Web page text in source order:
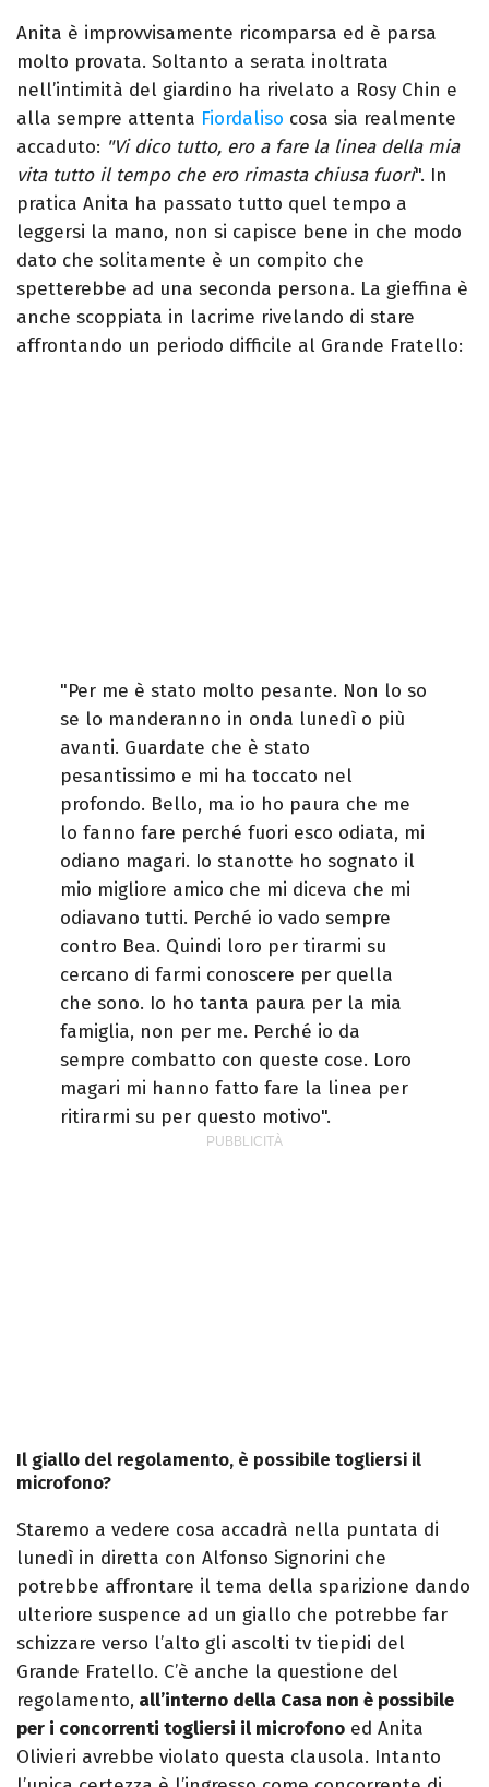
Anita è improvvisamente ricomparsa ed è parsa
molto provata. Soltanto a serata inoltrata
nell’intimità del giardino ha rivelato a Rosy Chin e
alla sempre attenta Fiordaliso cosa sia realmente
accaduto: "Vi dico tutto, ero a fare la linea della mia
vita tutto il tempo che ero rimasta chiusa fuori". In
pratica Anita ha passato tutto quel tempo a
leggersi la mano, non si capisce bene in che modo
dato che solitamente è un compito che
spetterebbe ad una seconda persona. La gieffina è
anche scoppiata in lacrime rivelando di stare
affrontando un periodo difficile al Grande Fratello:
"Per me è stato molto pesante. Non lo so
se lo manderanno in onda lunedì o più
avanti. Guardate che è stato
pesantissimo e mi ha toccato nel
profondo. Bello, ma io ho paura che me
lo fanno fare perché fuori esco odiata, mi
odiano magari. Io stanotte ho sognato il
mio migliore amico che mi diceva che mi
odiavano tutti. Perché io vado sempre
contro Bea. Quindi loro per tirarmi su
cercano di farmi conoscere per quella
che sono. Io ho tanta paura per la mia
famiglia, non per me. Perché io da
sempre combatto con queste cose. Loro
magari mi hanno fatto fare la linea per
ritirarmi su per questo motivo".
Il giallo del regolamento, è possibile togliersi il
microfono?
Staremo a vedere cosa accadrà nella puntata di
lunedì in diretta con Alfonso Signorini che
potrebbe affrontare il tema della sparizione dando
ulteriore suspence ad un giallo che potrebbe far
schizzare verso l’alto gli ascolti tv tiepidi del
Grande Fratello. C’è anche la questione del
regolamento, all’interno della Casa non è possibile
per i concorrenti togliersi il microfono ed Anita
Olivieri avrebbe violato questa clausola. Intanto